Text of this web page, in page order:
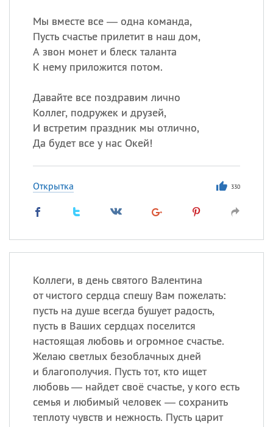
Мы вместе все — одна команда,
Пусть счастье прилетит в наш дом,
А звон монет и блеск таланта
К нему приложится потом.
Давайте все поздравим лично
Коллег, подружек и друзей,
И встретим праздник мы отлично,
Да будет все у нас Окей!
Открытка 330
Коллеги, в день святого Валентина
от чистого сердца спешу Вам пожелать:
пусть на душе всегда бушует радость,
пусть в Ваших сердцах поселится
настоящая любовь и огромное счастье.
Желаю светлых безоблачных дней
и благополучия. Пусть тот, кто ищет
любовь — найдет своё счастье, у кого есть
семья и любимый человек — сохранить
теплоту чувств и нежность. Пусть царит